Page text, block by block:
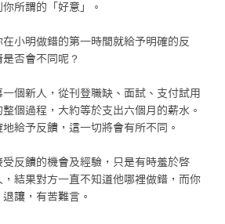
所謂的「好意」。
小明做錯的第一時間就給予明確的反
否會不同呢？
個新人，從刊登職缺、面試、支付試用
個過程，大約等於支出六個月的薪水。
給予反饋，這一切將會有所不同。
反饋的機會及經驗，只是有時羞於啓
結果對方一直不知道他哪裡做錯，而你
讓，有苦難言。